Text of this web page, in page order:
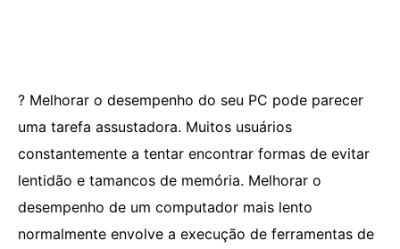
? Melhorar o desempenho do seu PC pode parecer
uma tarefa assustadora. Muitos usuários
constantemente a tentar encontrar formas de evitar
lentidão e tamancos de memória. Melhorar o
desempenho de um computador mais lento
normalmente envolve a execução de ferramentas de